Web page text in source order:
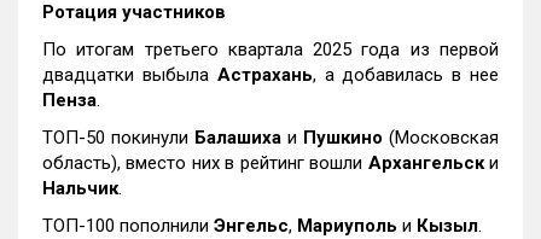
Ротация участников
По итогам третьего квартала 2025 года из первой
двадцатки выбыла Астрахань, а добавилась в нее
Пенза.
ТОП-50 покинули Балашиха и Пушкино (Московская
область), вместо них в рейтинг вошли Архангельски
Нальчик.
ТОП-100 пополнили Энгельс, Мариуполь и Кызыл.